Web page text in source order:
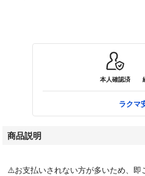
本人確認済
ラクマ
商品説明
⚠️お支払いされない方が多いため、即